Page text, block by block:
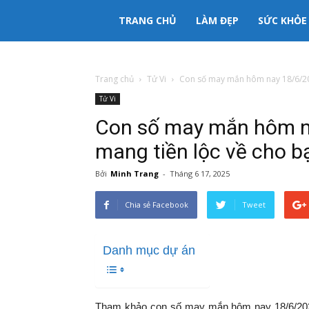
333mama
thông
Bé
TRANG CHỦ LÀM ĐẸP SỨC KHỎE
Trang chủ Tử Vi Con số may mắn hôm nay 18/6/
Tử Vi
Con số may mắn hôm
mang tiền lộc về cho
Bởi Minh Trang - Tháng 6 17, 2025
Chia sẻ Facebook Tweet
Danh mục dự án
Tham khảo con số may mắn hôm nay 18/6/